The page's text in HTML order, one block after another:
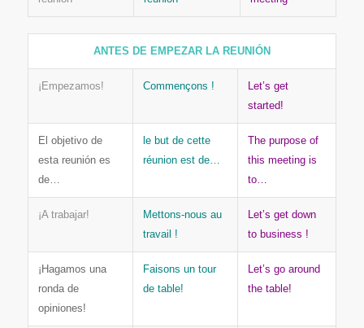
ANTES DE EMPEZAR LA REUNIÓN
¡Empezamos! Commençons !
Let’s get
started!
El objetivo de
esta reunión es
de…
le but de cette
réunion est de…
The purpose of
this meeting is
to…
¡A trabajar!
Mettons-nous au
travail !
Let’s get down
to business !
¡Hagamos una
ronda de
opiniones!
Faisons un tour
de table!
Let’s go around
the table!